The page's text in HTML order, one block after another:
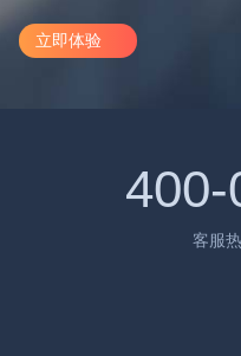
立即体验
客服